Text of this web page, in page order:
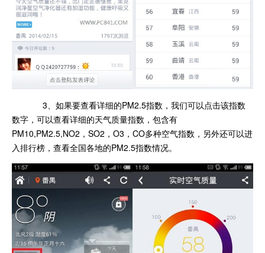
3、如果要查看详细的PM2.5指数，我们可以点击该指数
数字，可以查看详细的天气质量指数，包含有
PM10,PM2.5,NO2，SO2，O3，CO多种空气指数，另外还可以进
入排行榜，查看全国各地的PM2.5指数情况。